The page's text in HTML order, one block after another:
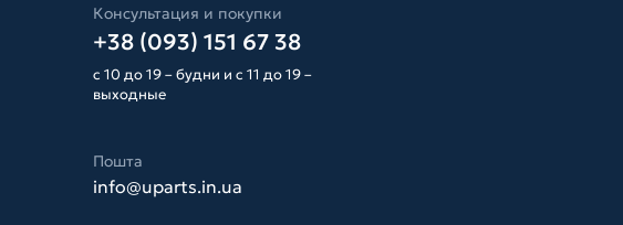
Консультация и покупки
+38 (093) 151 67 38
с 10 до 19 – будни и с 11 до 19 –
выходные
Пошта
info@uparts.in.ua